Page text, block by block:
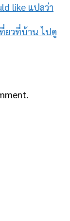
like แปลว่า
ยวที่บ้าน ไปดู